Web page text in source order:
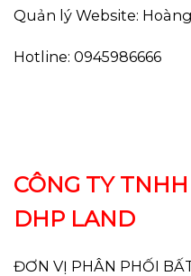
Quản lý Website:
Hotline: 0945986666
CÔNG TY
DHP LAND
ĐƠN VỊ PHÂN PHỐI